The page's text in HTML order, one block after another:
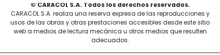
© CARACOL S.A. Todos los derechos reservados.
CARACOL S.A. realiza una reserva expresa de las reproducciones y
usos de las obras y otras prestaciones accesibles desde este sitio
web a medios de lectura mecánica u otros medios que resulten
adecuados.